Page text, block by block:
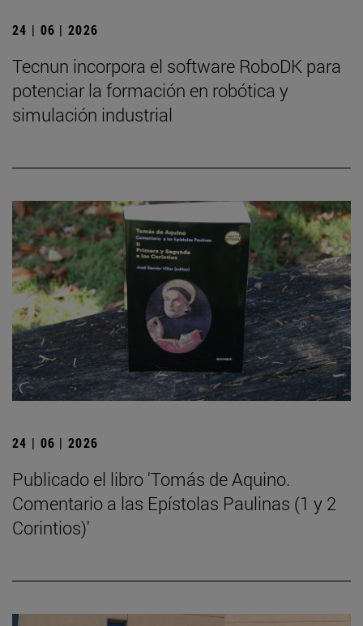
24 | 06 | 2026
Tecnun incorpora el software RoboDK para
potenciar la formación en robótica y
simulación industrial
24 | 06 | 2026
Publicado el libro 'Tomás de Aquino.
Comentario a las Epístolas Paulinas (1 y 2
Corintios)'